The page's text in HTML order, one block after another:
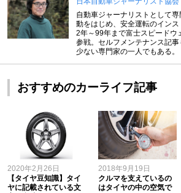
自動車ジャーナリストとして
動をはじめ、安全運転のイン
2年～99年まで富士スピードウ
参戦。セルフメンテナンス記
少ない専門家の一人でもある。
おすすめのカーライフ記事
2020年2月26日
【タイヤ豆知識】タイ
ヤに記載されている文
2018年9月19日
クルマを支えているの
はタイヤの中の空気で